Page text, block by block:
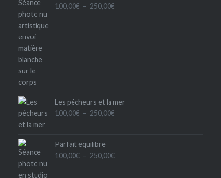
100,00€ – 250,00€Plage
Les pêcheurs et la mer
100,00€ – 250,00€Plage
à
Parfait équilibre
100,00€ – 250,00€Plage